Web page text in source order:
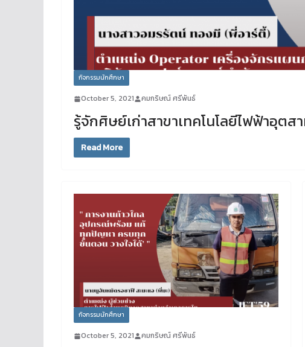
กิจกรรมนักศึกษา
October 5, 2021 คมกริษณ์ ศรีพันธ์
รู้จักศิษย์เก่าสาขาเทคโนโลยีไฟฟ้าอุตส
Read More
กิจกรรมนักศึกษา
October 5, 2021 คมกริษณ์ ศรีพันธ์